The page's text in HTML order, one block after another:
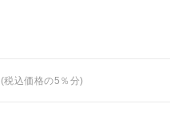
(税込価格の5％分)